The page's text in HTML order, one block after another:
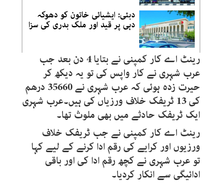
دبئی: ایشیائی خاتون کو دھوکہ
دہی پر قید اور ملک بدری کی سزا
رینٹ اے کار کمپنی نے بتایا 4 دن بعد جب
عرب شہری نے کار واپس کی تو یہ دیکھ کر
حیرت زدہ ہوئی کہ عرب شہری نے 35660 درھم
کی 13 ٹریفک خلاف ورزیاں کی ہیں۔عرب شہری
ایک ٹریفک حادثے میں بھی ملوث تھا۔
رینٹ اے کار کمپنی نے جب ٹریفک خلاف
ورزیوں اور کرایے کی رقم ادا کرنے کے لیے کہا
تو عرب شہری نے کچھ رقم ادا کی اور باقی
ادائیگی سے انکار کردیا۔